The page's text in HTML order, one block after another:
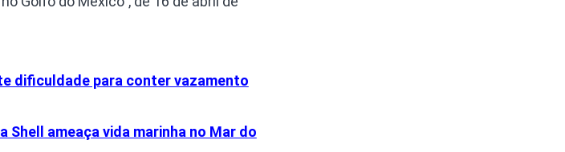
dificuldade para conter vazamento
Shell ameaça vida marinha no Mar do